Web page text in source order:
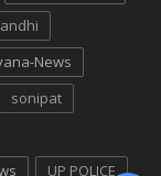
News
sonipat
UP POLICE